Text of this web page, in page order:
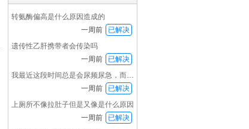
转氨酶偏高是什么原因造成的
一周前
已解决
遗传性乙肝携带者会传染吗
一周前
已解决
我最近这段时间总是会尿频尿急，而且下半身发冷
一周前
已解决
上厕所不像拉肚子但是又像是什么原因
一周前
已解决